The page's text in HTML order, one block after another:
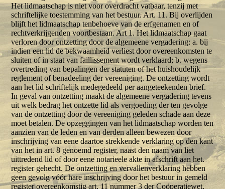
Het lidmaatschap is niet voor overdracht vatbaar, tenzij met
schriftelijke toestemming van het bestuur. Art. 11. Bij overlijden
blijft het lidmaatschap tenbehoeve van de erfgenamen en of
rechtverkrijgenden voortbestaan. Art 1. Het lidmaatschap gaat
verloren door ontzetting door de algemeene vergadering: a. bij
indien een lid de bekwaamheid verliest door overeenkomsten te
sluiten of in staat van faillissement wordt verklaard; b. wegens
overtreding van bepalingen der statuten of het huishoudelijk
reglement of benadeeling der vereeniging. De ontzetting wordt
aan het lid schriftelijk medegedeeld per aangeteekenden brief.
In geval van ontzetting maakt de algemeene vergadering tevens
uit welk bedrag het ontzette lid als vergoeding der ten gevolge
van de ontzetting door de vereeniging geleden schade aan deze
moet betalen. De opzeggingen van het lidmaatschap worden ten
aanzien van de leden en van derden alleen bewezen door
inschrijving van eene daartoe strekkende verklaring op den kant
van het in art. 8 genoemd register, naast den naam van liet
uittredend lid of door eene notarieele akte in afschrift aan het.
register gehecht. De ontzetting en vervallenverklaring hebben
geen gevolg vóór hare inschrijving door het bestuur in gemeld
register overeenkomstig art. 11 nummer 3 der Coöperatiewet.